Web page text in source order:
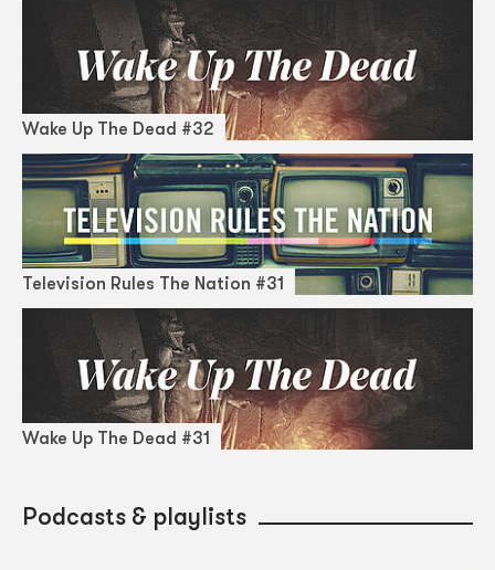
Wake Up The Dead #32
Television Rules The Nation #31
Wake Up The Dead #31
Podcasts & playlists